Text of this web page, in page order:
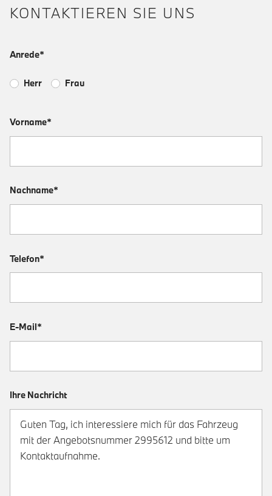
KONTAKTIEREN SIE UNS
Anrede*
Herr Frau
Vorname*
Nachname*
Telefon*
E-Mail*
Ihre Nachricht